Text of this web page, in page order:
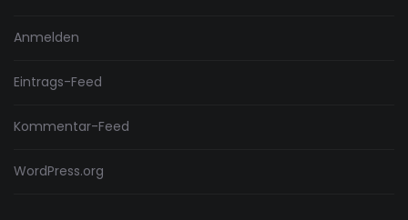
Anmelden
Eintrags-Feed
Kommentar-Feed
WordPress.org